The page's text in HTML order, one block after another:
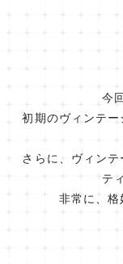
今
初期のヴィンテ
さらに、ヴィン
テ
非常に、